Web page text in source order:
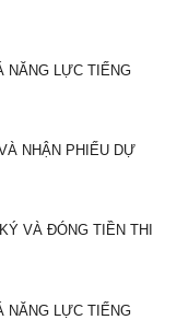
NĂNG LỰC TIẾNG
NHẬN PHIẾU DỰ
VÀ ĐÓNG TIỀN THI
NĂNG LỰC TIẾNG